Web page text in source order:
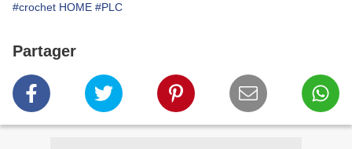
#crochet HOME #PLC
Partager